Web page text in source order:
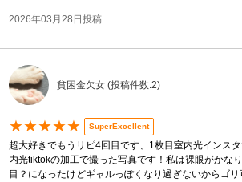
2026年03月28日投稿
貧困金欠女 (投稿件数:2)
★★★★★ SuperExcellent
超大好きでもうリピ4回目です、1枚目室内光インス
内光tiktokの加工で撮った写真です！私は裸眼がかな
目？になったけどギャルっぽくなり過ぎないからゴ